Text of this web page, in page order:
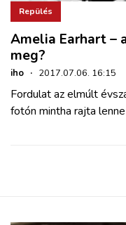
Repülés
Amelia Earhart –
meg?
iho · 2017.07.06. 16:15
Fordulat az elmúlt
fotón mintha rajta